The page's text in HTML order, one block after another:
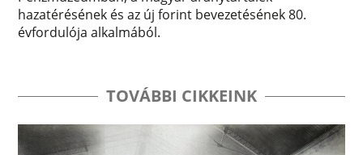
hazatérésének és az új forint bevezetésének 80.
évfordulója alkalmából.
TOVÁBBI CIKKEINK